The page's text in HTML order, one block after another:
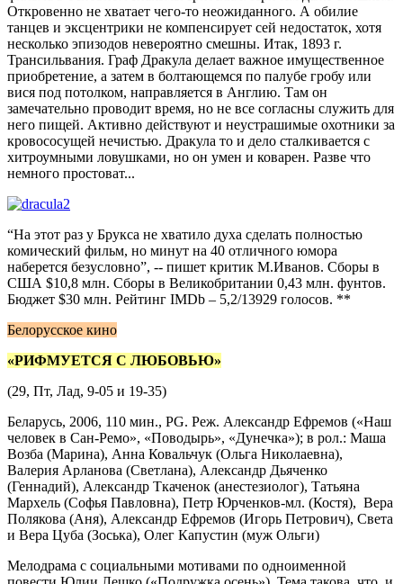
Откровенно не хватает чего-то неожиданного. А обилие
танцев и эксцентрики не компенсирует сей недостаток, хотя
несколько эпизодов невероятно смешны. Итак, 1893 г.
Трансильвания. Граф Дракула делает важное имущественное
приобретение, а затем в болтающемся по палубе гробу или
вися под потолком, направляется в Англию. Там он
замечательно проводит время, но не все согласны служить для
него пищей. Активно действуют и неустрашимые охотники за
кровососущей нечистью. Дракула то и дело сталкивается с
хитроумными ловушками, но он умен и коварен. Разве что
немного простоват...
“На этот раз у Брукса не хватило духа сделать полностью
комический фильм, но минут на 40 отличного юмора
наберется безусловно”, -- пишет критик М.Иванов. Сборы в
США $10,8 млн. Сборы в Великобритании 0,43 млн. фунтов.
Бюджет $30 млн. Рейтинг IMDb – 5,2/13929 голосов. **
Белорусское кино
«РИФМУЕТСЯ С ЛЮБОВЬЮ»
(29, Пт, Лад, 9-05 и 19-35)
Беларусь, 2006, 110 мин., PG. Реж. Александр Ефремов («Наш
человек в Сан-Ремо», «Поводырь», «Дунечка»); в рол.: Маша
Возба (Марина), Анна Ковальчук (Ольга Николаевна),
Валерия Арланова (Светлана), Александр Дьяченко
(Геннадий), Александр Ткаченок (анестезиолог), Татьяна
Мархель (Софья Павловна), Петр Юрченков-мл. (Костя), Вера
Полякова (Аня), Александр Ефремов (Игорь Петрович), Света
и Вера Цуба (Зоська), Олег Капустин (муж Ольги)
Мелодрама с социальными мотивами по одноименной